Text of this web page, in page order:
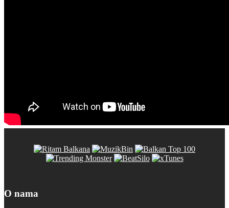
O nama